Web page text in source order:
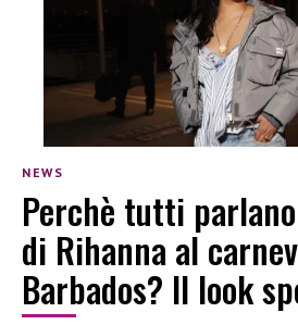
NEWS
Perchè tutti
di Rihanna al
Barbados? Il look